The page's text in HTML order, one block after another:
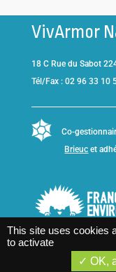
VivArmor
18 C Rue du Sabot
Tél/Fax : 02 96 33 10
Co-
Brieuc et
This site uses cookies
to activate
OK,